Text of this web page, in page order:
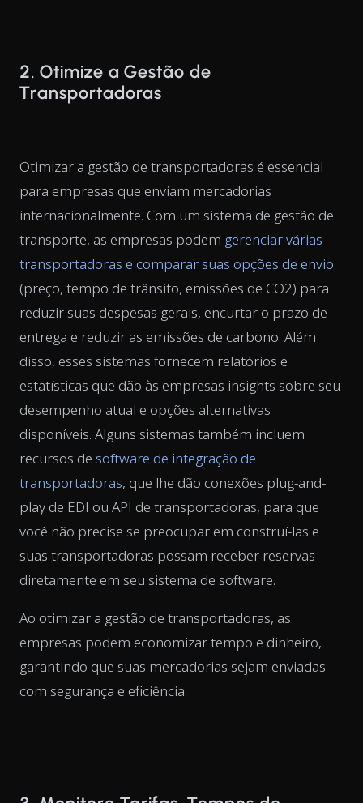
2. Otimize a Gestão de
Transportadoras
Otimizar a gestão de transportadoras é essencial
para empresas que enviam mercadorias
internacionalmente. Com um sistema de gestão de
transporte, as empresas podem gerenciar várias
transportadoras e comparar suas opções de envio
(preço, tempo de trânsito, emissões de CO2) para
reduzir suas despesas gerais, encurtar o prazo de
entrega e reduzir as emissões de carbono. Além
disso, esses sistemas fornecem relatórios e
estatísticas que dão às empresas insights sobre seu
desempenho atual e opções alternativas
disponíveis. Alguns sistemas também incluem
recursos de software de integração de
transportadoras, que lhe dão conexões plug-and-
play de EDI ou API de transportadoras, para que
você não precise se preocupar em construí-las e
suas transportadoras possam receber reservas
diretamente em seu sistema de software.
Ao otimizar a gestão de transportadoras, as
empresas podem economizar tempo e dinheiro,
garantindo que suas mercadorias sejam enviadas
com segurança e eficiência.